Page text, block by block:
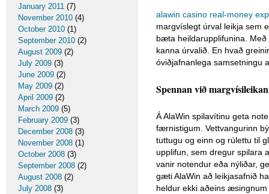
alawin casino real-money
margvíslegt úrval leikja sem
bæta heildarupplifunina.
kanna úrvalið. En hvað
óviðjafnanlega samsetningu
Spennan við
Á AlaWin spilavítinu geta
færnistigum. Vettvangurinn
tuttugu og einn og rúlettu til
upplifun, sem dregur spilara
vanir notendur eða nýliðar,
gæti AlaWin að leikjasafnið
heldur ekki aðeins
January 2011 (7)
November 2010 (4)
October 2010 (1)
September 2010 (2)
August 2009 (2)
July 2009 (3)
June 2009 (2)
May 2009 (2)
April 2009 (2)
March 2009 (5)
February 2009 (3)
December 2008 (3)
November 2008 (1)
October 2008 (3)
September 2008 (2)
August 2008 (2)
July 2008 (3)